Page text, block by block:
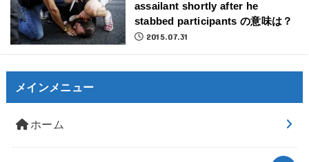
assailant shortly after he
stabbed participants の意味は？
2015.07.31
メインメニュー
ホーム